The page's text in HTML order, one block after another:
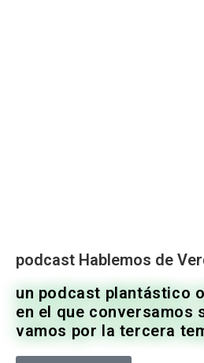
podcast Hablemos de
un podcast plantástico
en el que conversamos
vamos por la tercera